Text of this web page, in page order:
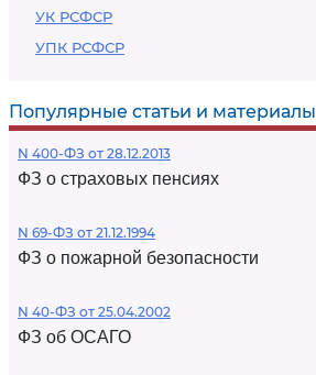
УК РСФСР
УПК РСФСР
Популярные статьи и материалы
N 400-ФЗ от 28.12.2013
ФЗ о страховых пенсиях
N 69-ФЗ от 21.12.1994
ФЗ о пожарной безопасности
N 40-ФЗ от 25.04.2002
ФЗ об ОСАГО